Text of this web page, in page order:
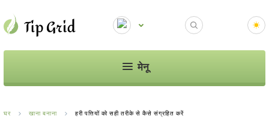
मेनू
घर खाना बनाना हरी पत्तियों को सही तरीके से कैसे संग्रहित करें